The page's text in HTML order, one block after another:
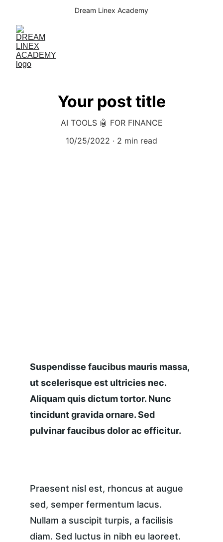
Dream Linex Academy
Your post title
AI TOOLS 🤖 FOR FINANCE
10/25/2022
2 min read
Suspendisse faucibus mauris massa,
ut scelerisque est ultricies nec.
Aliquam quis dictum tortor. Nunc
tincidunt gravida ornare. Sed
pulvinar faucibus dolor ac efficitur.
Praesent nisl est, rhoncus at augue
sed, semper fermentum lacus.
Nullam a suscipit turpis, a facilisis
diam. Sed luctus in nibh eu laoreet.